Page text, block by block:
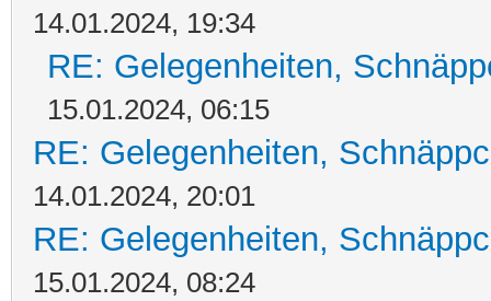
14.01.2024, 19:34
RE: Gelegenheiten,
15.01.2024, 06:15
RE: Gelegenheiten,
14.01.2024, 20:01
RE: Gelegenheiten,
15.01.2024, 08:24